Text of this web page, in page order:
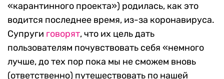
«карантинного проекта») родилась, как это
водится последнее время, из-за коронавируса.
Супруги говорят, что их цель дать
пользователям почувствовать себя «немного
лучше, до тех пор пока мы не сможем вновь
(ответственно) путешествовать по нашей